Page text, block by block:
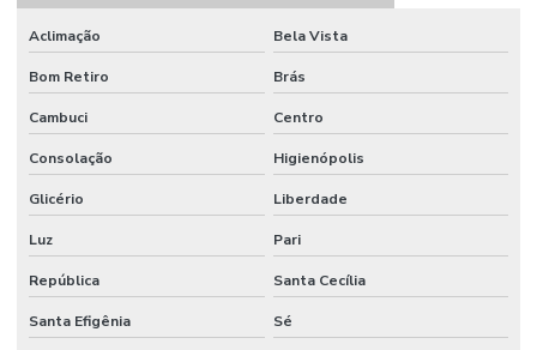
Papel crepom parafinado preço
Papel crepom preço
Papel para embrulhar bem casado comprar
Papel parecido com veludo
Papel seda
Papel seda atacado
Aclimação Bela Vista
Bom Retiro Brás
Cambuci Centro
Consolação Higienópolis
Glicério Liberdade
Luz Pari
República Santa Cecília
Santa Efigênia Sé